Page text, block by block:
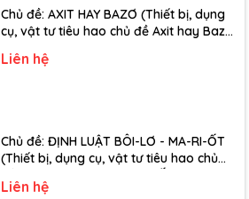
Chủ đề: AXIT HAY BAZƠ (Thiết bị, dụng
cụ, vật tư tiêu hao chủ đề Axit hay Bazơ
Liên hệ
Chủ đề: ĐỊNH LUẬT BÔI-LƠ - MA-RI-ỐT
(Thiết bị, dụng cụ, vật tư tiêu hao chủ
Liên hệ